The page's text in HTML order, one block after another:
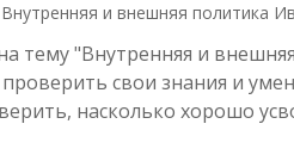
Внутренняя и внешняя политика
тему "Внутренняя и
свои знания и
насколько хорошо